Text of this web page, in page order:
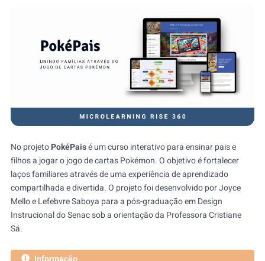
No projetoPokéPaisé um curso interativo para ensinar pais e
filhos a jogar o jogo de cartas Pokémon. O objetivo é fortalecer
laços familiares através de uma experiência de aprendizado
compartilhada e divertida. O projeto foi desenvolvido por Joyce
Mello e Lefebvre Saboya para a pós-graduação em Design
Instrucional do Senac sob a orientação da Professora Cristiane
Sá.